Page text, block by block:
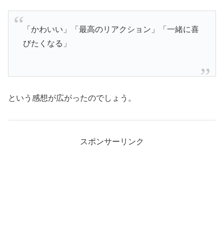
「かわいい」「最高のリアクション」「一緒に喜
びたくなる」
という感想が広がったのでしょう。
スポンサーリンク